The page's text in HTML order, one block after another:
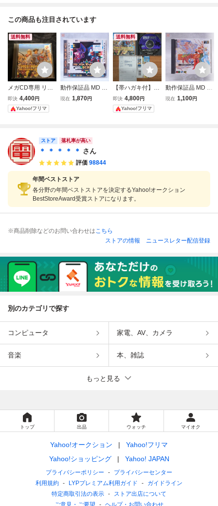
この商品も注目されています
送料無料
メガCD専用 リー
サルエンフォーサ
ーズII ザ・ウエス
タン KONAMI
即決 4,400円
Yahoo!フリマ
動作保証品 MD メ
ガCD ソニック・
現在 1,870円
送料無料
【帯ハガキ付】リ
ーサルエンフォー
サーズII～ザ・ウ
エスタン～ LETH
即決 4,800円
Yahoo!フリマ
動作保証品 MD メ
ガCD ファイナル
現在 1,100円
ストア 落札率が高い
＊ ＊ ＊ ＊ ＊ さん
評価 98844
年間ベストストア
各分野の年間ベストストアを決定するYahoo!オークション
BestStoreAward受賞ストアになります。
※商品削除などのお問い合わせはこちら
ストアの情報
ニュースレター配信登録
別のカテゴリで探す
コンピュータ 家電、AV、カメラ
音楽 本、雑誌
もっと見る
トップ 出品 ウォッチ マイオク
Yahoo!オークション
Yahoo!フリマ
Yahoo!ショッピング
Yahoo! JAPAN
プライバシーポリシー
プライバシーセンター
利用規約
LYPプレミアム利用ガイド
ガイドライン
特定商取引法の表示
ストア出店について
ご意見・ご要望
ヘルプ・お問い合わせ